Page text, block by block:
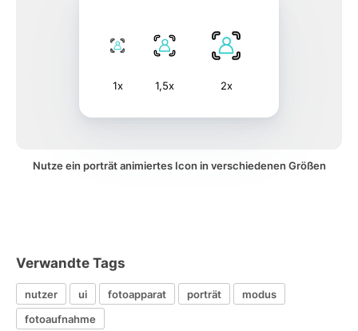
1x 1,5x 2x
Nutze ein porträt animiertes Icon in verschiedenen Größen
Verwandte Tags
nutzer ui fotoapparat porträt
modus
fotoaufnahme